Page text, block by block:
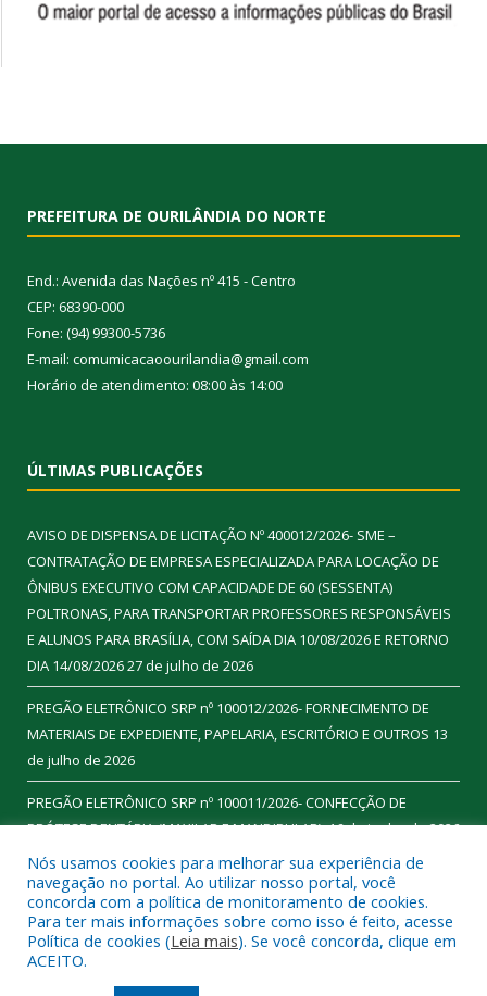
PREFEITURA DE OURILÂNDIA DO NORTE
End.: Avenida das Nações nº 415 - Centro
CEP: 68390-000
Fone: (94) 99300-5736
E-mail: comumicacaoourilandia@gmail.com
Horário de atendimento: 08:00 às 14:00
ÚLTIMAS PUBLICAÇÕES
AVISO DE DISPENSA DE LICITAÇÃO Nº 400012/2026- SME –
CONTRATAÇÃO DE EMPRESA ESPECIALIZADA PARA LOCAÇÃO DE
ÔNIBUS EXECUTIVO COM CAPACIDADE DE 60 (SESSENTA)
POLTRONAS, PARA TRANSPORTAR PROFESSORES RESPONSÁVEIS
E ALUNOS PARA BRASÍLIA, COM SAÍDA DIA 10/08/2026 E RETORNO
DIA 14/08/202627 de julho de 2026
PREGÃO ELETRÔNICO SRP nº 100012/2026- FORNECIMENTO DE
MATERIAIS DE EXPEDIENTE, PAPELARIA, ESCRITÓRIO E OUTROS 13
de julho de 2026
PREGÃO ELETRÔNICO SRP nº 100011/2026- CONFECÇÃO DE
PRÓTESE DENTÁRIA (MAXILAR E MANDIBULAR).16 de junho de 2026
Todos os direitos reservados a Prefeitura Municipal de
Ourilândia do Norte.
Nós usamos cookies para melhorar sua experiência de
navegação no portal. Ao utilizar nosso portal, você
concorda com a política de monitoramento de cookies.
Para ter mais informações sobre como isso é feito, acesse
Política de cookies (Leia mais). Se você concorda, clique em
ACEITO.